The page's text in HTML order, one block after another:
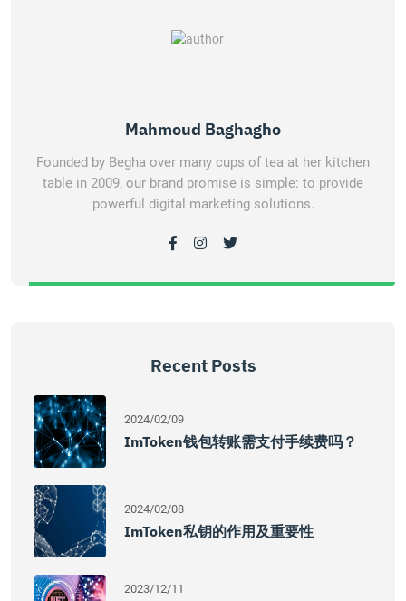
Mahmoud Baghagho
Founded by Begha over many cups of tea at her kitchen
table in 2009, our brand promise is simple: to provide
powerful digital marketing solutions.
Recent Posts
2024/02/09
ImToken钱包转账需支付手续费吗？
2024/02/08
ImToken私钥的作用及重要性
2023/12/11